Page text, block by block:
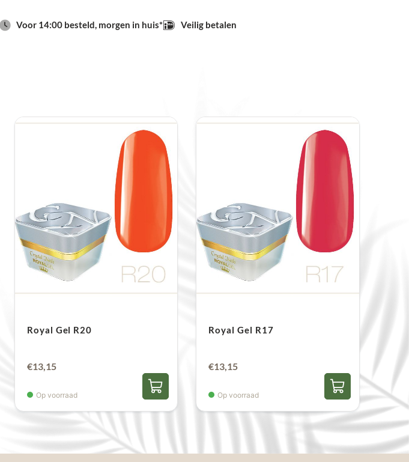
Voor 14:00 besteld, morgen in huis* Veilig betalen
Royal Gel R20
€13,15
Op voorraad
Royal Gel R17
€13,15
Op voorraad